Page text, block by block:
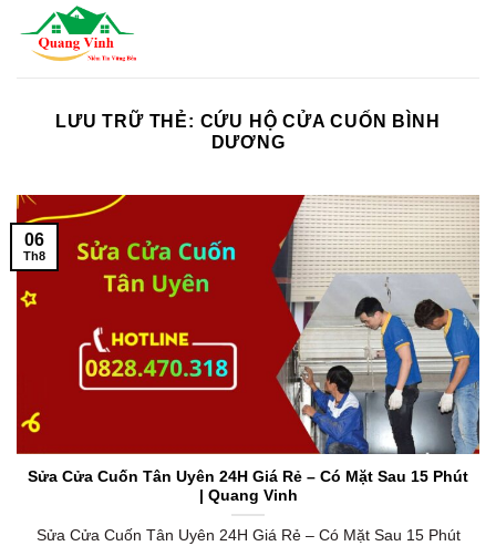
qua
LƯU TRỮ THẺ: CỨU HỘ CỬA CUỐN BÌNH
DƯƠNG
Sửa Cửa Cuốn Tân Uyên 24H Giá Rẻ – Có Mặt Sau 15 Phút
| Quang Vinh
Sửa Cửa Cuốn Tân Uyên 24H Giá Rẻ – Có Mặt Sau 15 Phút
06
Th8